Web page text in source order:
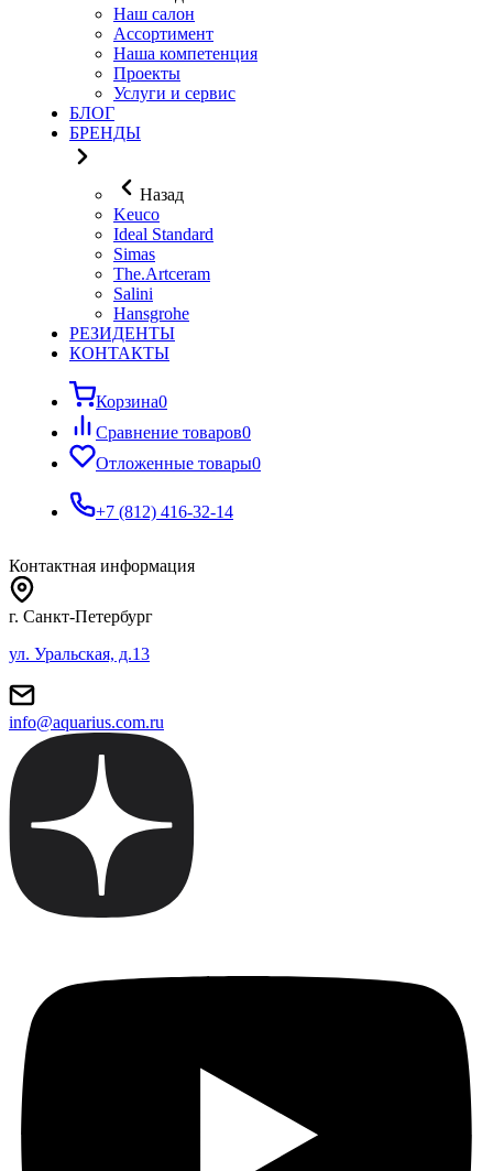
Наш салон
Ассортимент
Наша компетенция
Проекты
Услуги и сервис
БЛОГ
БРЕНДЫ
Назад
Keuco
Ideal Standard
Simas
The.Artceram
Salini
Hansgrohe
РЕЗИДЕНТЫ
КОНТАКТЫ
Корзина0
Сравнение товаров0
Отложенные товары0
+7 (812) 416-32-14
Контактная информация
г. Санкт-Петербург
ул. Уральская, д.13
info@aquarius.com.ru